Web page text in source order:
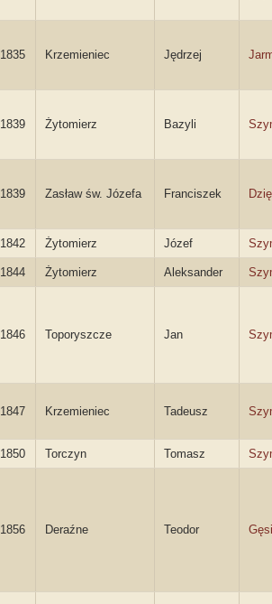
1835 Krzemieniec Jędrzej
1839 Żytomierz Bazyli
1839 Zasław św. Józefa Franciszek
1842 Żytomierz Józef
1844 Żytomierz Aleksander
1846 Toporyszcze Jan
1847 Krzemieniec Tadeusz
1850 Torczyn Tomasz
1856 Deraźne Teodor